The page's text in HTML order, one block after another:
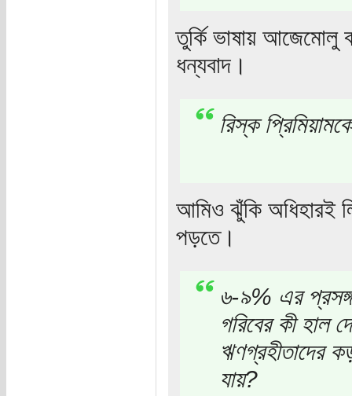
তুর্কি ভাষায় আজেমোলু
ধন্যবাদ।
রিস্ক
আমিও ঝুঁকি অধিহারই
পড়তে।
৬-৯% এর
গরিবের কী হাল
ঋণগ্রহীতাদের
যায়?